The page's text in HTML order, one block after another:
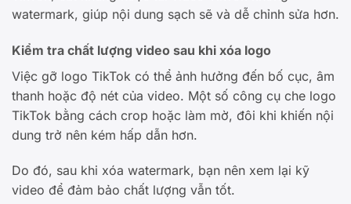
watermark, giúp nội dung sạch sẽ và dễ chỉnh sửa hơn.
Kiểm tra chất lượng video sau khi xóa logo
Việc gỡ logo TikTok có thể ảnh hưởng đến bố cục, âm
thanh hoặc độ nét của video. Một số công cụ che logo
TikTok bằng cách crop hoặc làm mờ, đôi khi khiến nội
dung trở nên kém hấp dẫn hơn.
Do đó, sau khi xóa watermark, bạn nên xem lại kỹ
video để đảm bảo chất lượng vẫn tốt.